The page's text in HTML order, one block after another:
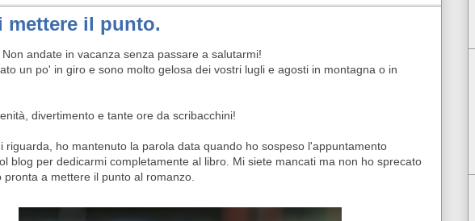
mettere il punto.
andate in vacanza senza passare a salutarmi!
un po' in giro e sono molto gelosa dei vostri lugli e agosti in montagna o in
divertimento e tante ore da scribacchini!
riguarda, ho mantenuto la parola data quando ho sospeso l'appuntamento
blog per dedicarmi completamente al libro. Mi siete mancati ma non ho sprecato
pronta a mettere il punto al romanzo.